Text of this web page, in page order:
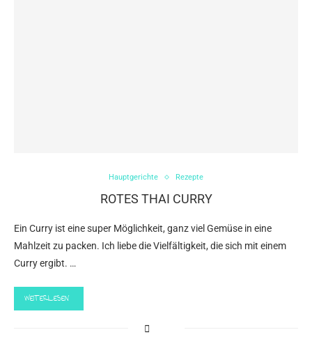
Hauptgerichte Rezepte
ROTES THAI CURRY
Ein Curry ist eine super Möglichkeit, ganz viel Gemüse in eine
Mahlzeit zu packen. Ich liebe die Vielfältigkeit, die sich mit einem
Curry ergibt. …
WEITERLESEN